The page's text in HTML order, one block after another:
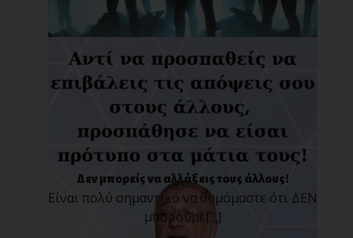
Δεν μπορείς να αλλάξεις τους άλλους!
Είναι πολύ σημαντικό να θυμόμαστε ότι ΔΕΝ
μπορούμε[...]